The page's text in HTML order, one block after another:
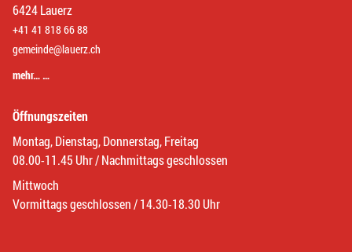
6424 Lauerz
+41 41 818 66 88
gemeinde@lauerz.ch
mehr… …
Öffnungszeiten
Montag, Dienstag, Donnerstag, Freitag
08.00-11.45 Uhr / Nachmittags geschlossen
Mittwoch
Vormittags geschlossen / 14.30-18.30 Uhr